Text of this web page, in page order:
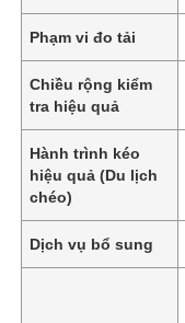
Phạm vi đo tải
Chiều rộng kiểm
tra hiệu quả
Hành trình kéo
hiệu quả (Du lịch
chéo)
Dịch vụ bổ sung